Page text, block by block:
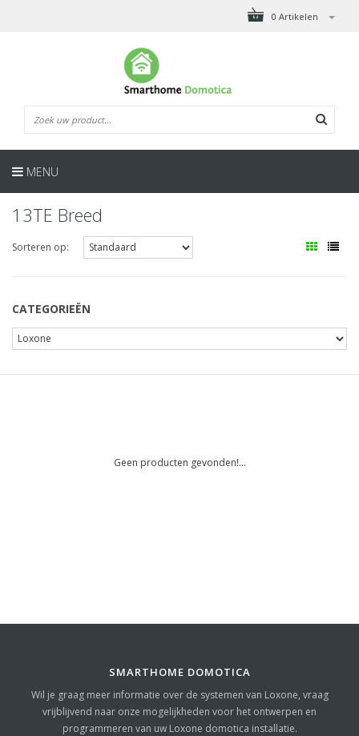
0 Artikelen
MENU
13TE Breed
Sorteren op:
CATEGORIEËN
Geen producten gevonden!...
SMARTHOME DOMOTICA
Wil je graag meer informatie over de systemen van Loxone, vraag
vrijblijvend naar onze mogelijkheden voor het ontwerpen en
programmeren van uw Loxone domotica installatie.